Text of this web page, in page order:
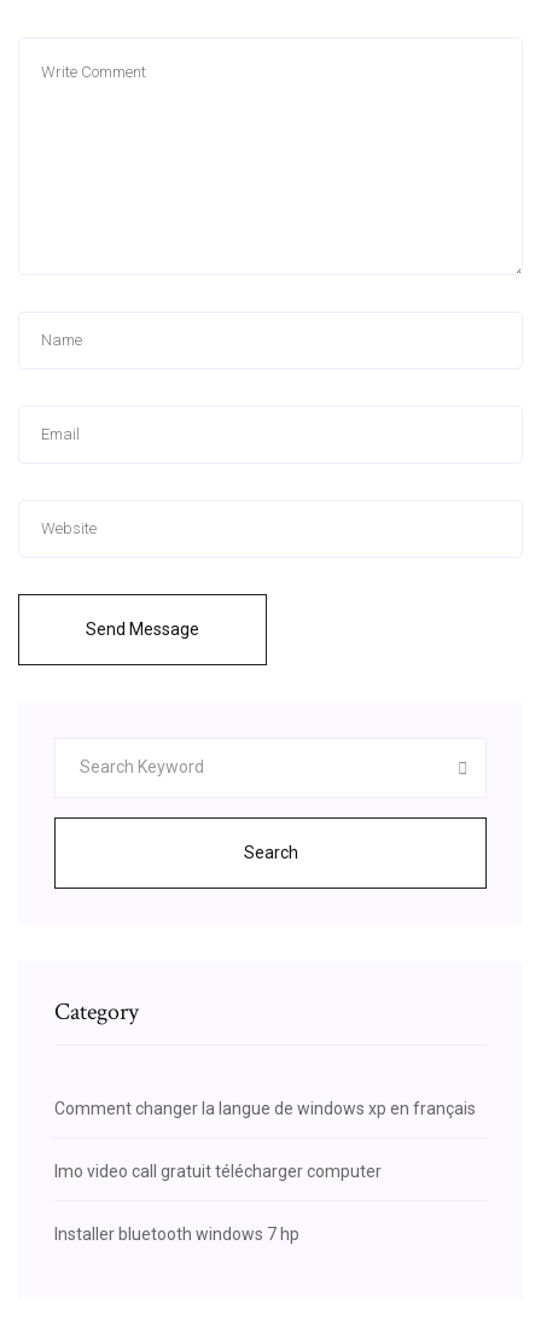
Send Message
Search
Category
Comment changer la langue de windows xp en français
Imo video call gratuit télécharger computer
Installer bluetooth windows 7 hp